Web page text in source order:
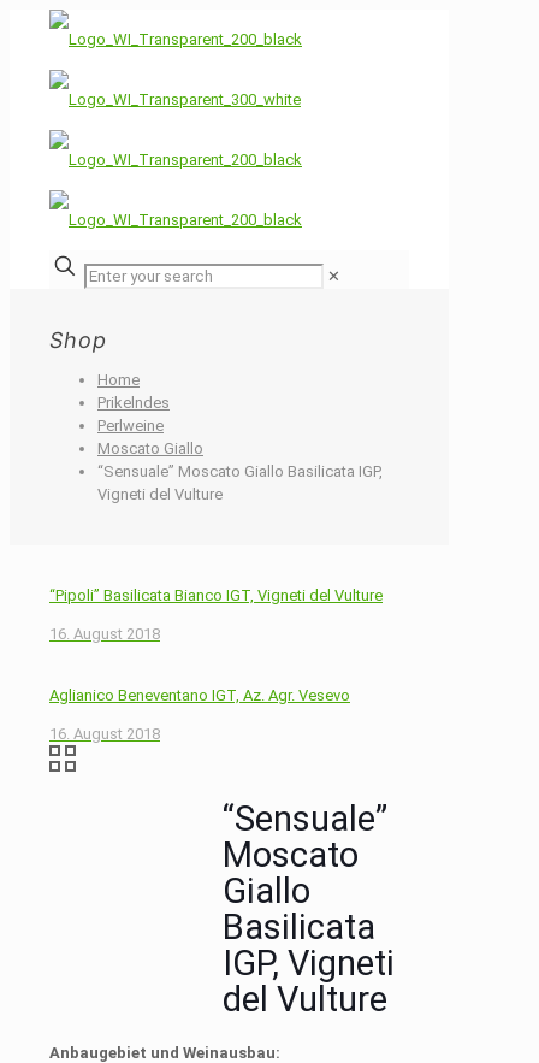
✕
Shop
Home
Prikelndes
Perlweine
Moscato Giallo
“Sensuale” Moscato Giallo Basilicata IGP,
Vigneti del Vulture
“Pipoli” Basilicata Bianco IGT, Vigneti del Vulture
16. August 2018
Aglianico Beneventano IGT, Az. Agr. Vesevo
16. August 2018
“Sensuale”
Moscato
Giallo
Basilicata
IGP, Vigneti
del Vulture
Anbaugebiet und Weinausbau: